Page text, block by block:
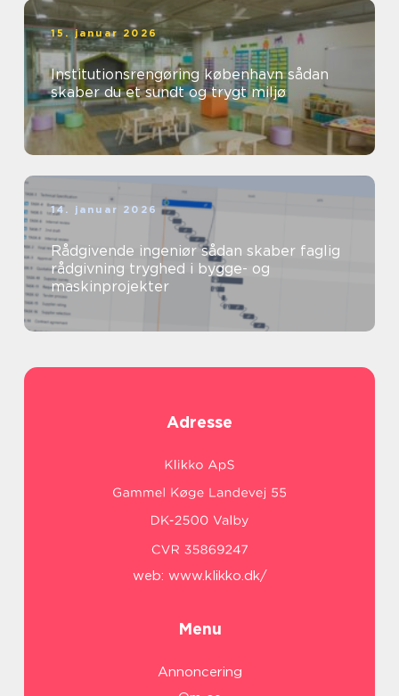
15. januar 2026
Institutionsrengøring københavn sådan
skaber du et sundt og trygt miljø
14. januar 2026
Rådgivende ingeniør sådan skaber faglig
rådgivning tryghed i bygge- og
maskinprojekter
Adresse
web: www.klikko.dk/
Menu
Annoncering